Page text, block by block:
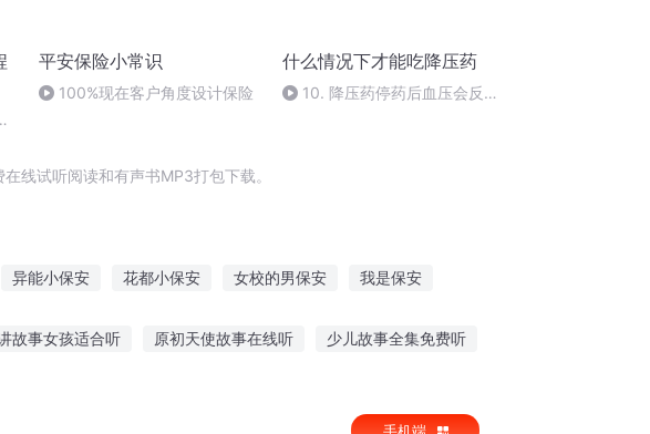
平安保险小常识
100%现在客户角度设计保险
什么情况下才能吃降压药
10. 降压药停药后血压会反弹
线试听阅读和有声书MP3打包下载。
异能小保安 花都小保安 女校的男保安 我是保安
故事女孩适合听 原初天使故事在线听 少儿故事全集免费听